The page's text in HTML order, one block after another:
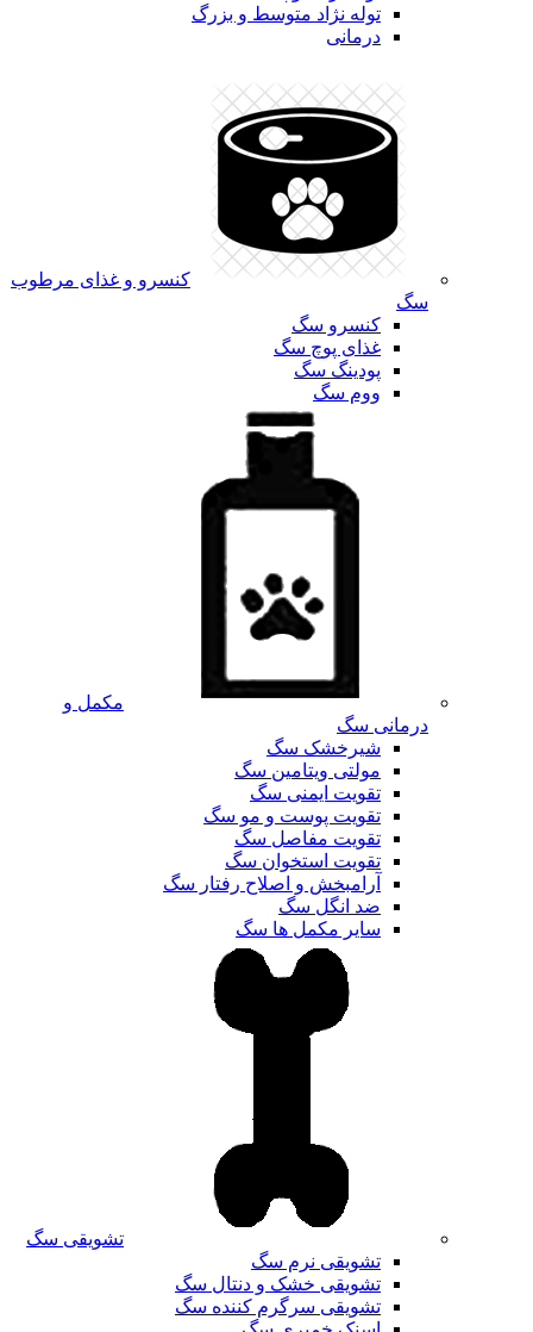
توله نژاد متوسط و بزرگ
درمانی
کنسرو و غذای مرطوب
سگ
کنسرو سگ
غذای پوچ سگ
پودینگ سگ
ووم سگ
مکمل و
درمانی سگ
شیرخشک سگ
مولتی ویتامین سگ
تقویت ایمنی سگ
تقویت پوست و مو سگ
تقویت مفاصل سگ
تقویت استخوان سگ
آرامبخش و اصلاح رفتار سگ
ضد انگل سگ
سایر مکمل ها سگ
تشویقی سگ
تشویقی نرم سگ
تشویقی خشک و دنتال سگ
تشویقی سرگرم کننده سگ